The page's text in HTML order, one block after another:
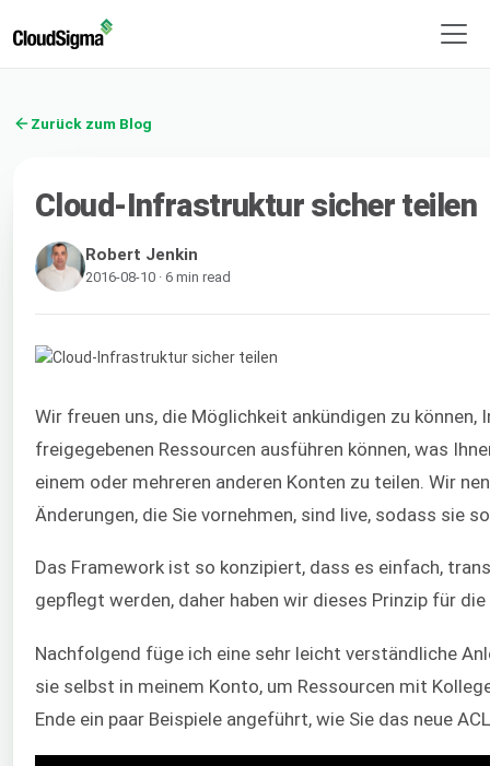
Zurück zum Blog
Cloud-Infrastruktur sicher teilen
Robert Jenkin
2016-08-10 · 6 min read
Wir freuen uns, die Möglichkeit ankündigen zu
freigegebenen Ressourcen ausführen können, was
einem oder mehreren anderen Konten zu teilen. Wir
Änderungen, die Sie vornehmen, sind live, sodass sie
Das Framework ist so konzipiert, dass es einfach,
gepflegt werden, daher haben wir dieses Prinzip für
Nachfolgend füge ich eine sehr leicht verständliche
sie selbst in meinem Konto, um Ressourcen mit
Ende ein paar Beispiele angeführt, wie Sie das neue